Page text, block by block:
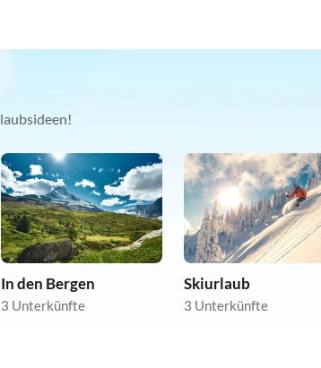
In den Bergen
3 Unterkünfte
Skiurlaub
3 Unterkünfte